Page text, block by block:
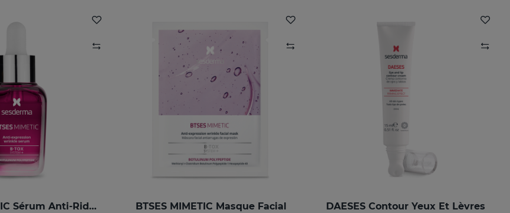
BTSES MIMETIC Sérum Anti-Rides D'expression BTSES MIMETIC Masque Facial DAESES Contour Yeux Et Lèvres